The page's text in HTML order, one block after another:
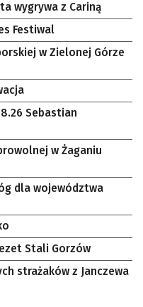
wygrywa z Cariną
Festiwal
w Zielonej Górze
Sebastian
w Żaganiu
dla województwa
Stali Gorzów
strażaków z Janczewa